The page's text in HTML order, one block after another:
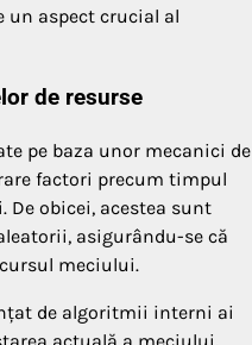
un aspect crucial al
de resurse
pe baza unor mecanici de
factori precum timpul
obicei, acestea sunt
asigurându-se că
meciului.
de algoritmii interni ai